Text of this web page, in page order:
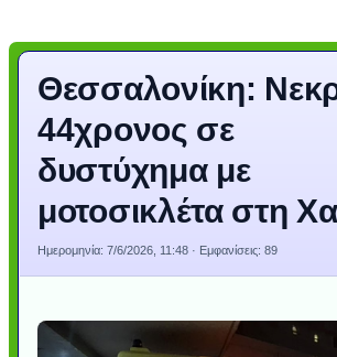
Θεσσαλονίκη:
44χρονος σε
δυστύχημα με
μοτοσικλέτα στη
Ημερομηνία: 7/6/2026, 11:48 · Εμφανίσεις: 89